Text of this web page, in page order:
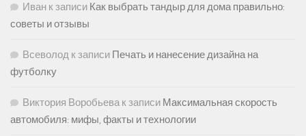
Иван к записи Как выбрать тандыр для дома правильно:
советы и отзывы
Всеволод к записи Печать и нанесение дизайна на
футболку
Виктория Воробьевак записи Максимальная скорость
автомобиля: мифы, факты и технологии